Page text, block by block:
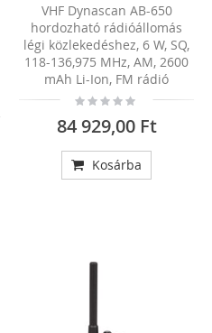
VHF Dynascan AB-650
hordozható rádióállomás
légi közlekedéshez, 6 W, SQ,
118-136,975 MHz, AM, 2600
mAh Li-Ion, FM rádió
Rating:
0%
84 929,00 Ft
Kosárba